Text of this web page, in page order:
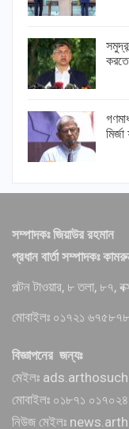
করতে
সম্পাদকঃ জিয়াউর রহমান
প্রধান বার্তা সম্পাদকঃ
পল্টন টাওয়ার, ৮ তলা, ৮৭,
মোবাইলঃ ০১৭২১ ৬৭৫৮৭৮
বিজ্ঞাপনের জন্যঃ
মেইলঃ
মোবাইলঃ ০১৮৭১ ০১৭০২৪
নিউজ মেইলঃ